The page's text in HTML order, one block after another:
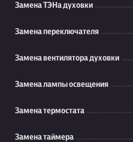
Замена ТЭНа духовки
Замена переключателя
Замена вентилятора духовки
Замена лампы освещения
Замена термостата
Замена таймера